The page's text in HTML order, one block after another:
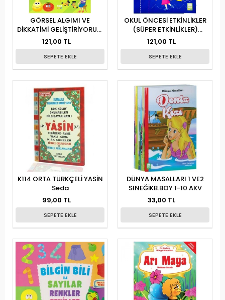
GÖRSEL ALGIMI VE
DİKKATİMİ GELİŞTİRİYORUM
/EMAÇOCUK
121,00 TL
SEPETE EKLE
OKUL ÖNCESİ ETKİNLİKLER
(SÜPER ETKİNLİKLER)
ÇİZGİLER
121,00 TL
SEPETE EKLE
K114 ORTA TÜRKÇELİ YASİN
Seda
99,00 TL
SEPETE EKLE
DÜNYA MASALLARI 1 VE2
SINEĞİKB.BOY 1-10 AKV
33,00 TL
SEPETE EKLE